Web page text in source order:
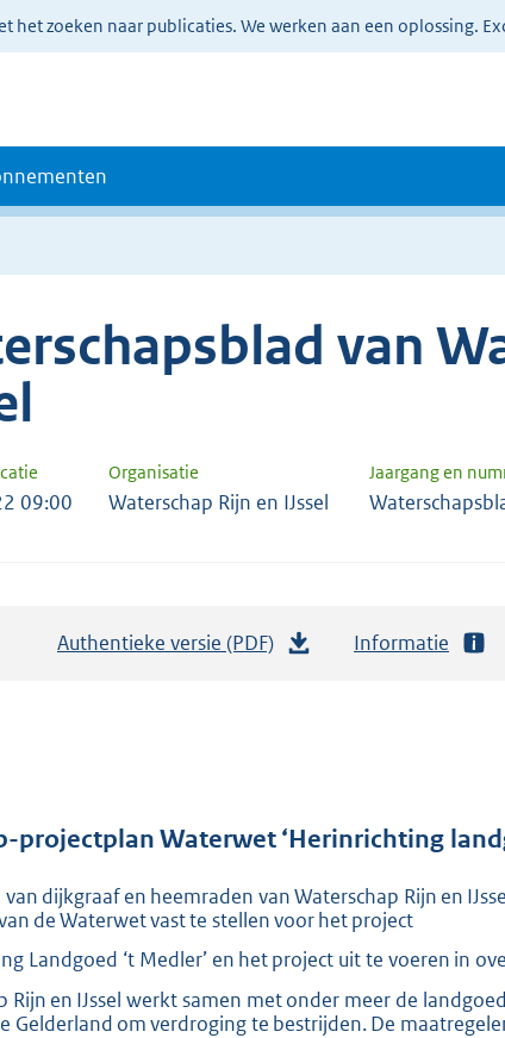
het zoeken naar publicaties. We werken aan een oplossing.
van
Organisatie Jaargang en
09:00 Waterschap Rijn en IJssel
Authentieke versie (PDF)
d
g
r
o
o
t
Informatie
projectplan Waterwet ‘Herinrichting
van dijkgraaf en heemraden van Waterschap Rijn en
de Waterwet vast te stellen voor het project
Landgoed ‘t Medler’ en het project uit te voeren in
Rijn en IJssel werkt samen met onder meer de
Gelderland om verdroging te bestrijden. De